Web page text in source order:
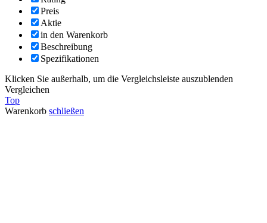
Preis
Aktie
in den Warenkorb
Beschreibung
Spezifikationen
Klicken Sie außerhalb, um die Vergleichsleiste auszublenden
Vergleichen
Top
Warenkorb schließen